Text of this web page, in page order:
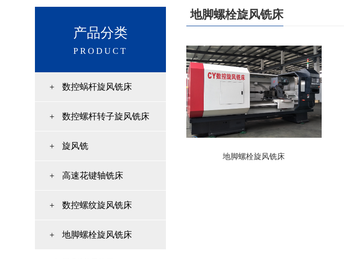
产品分类
PRODUCT
+ 数控蜗杆旋风铣床
+ 数控螺杆转子旋风铣床
+ 旋风铣
+ 高速花键轴铣床
+ 数控螺纹旋风铣床
+ 地脚螺栓旋风铣床
地脚螺栓旋风铣床
地脚螺栓旋风铣床